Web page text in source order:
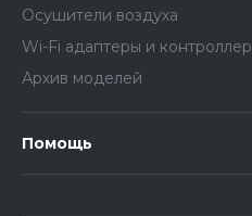
Осушители воздуха
Wi-Fi адаптеры и
Архив моделей
Помощь